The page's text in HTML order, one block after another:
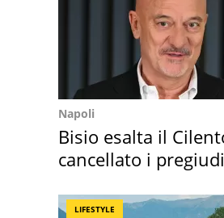
Napoli
Bisio esalta il
cancellato i
LIFESTYLE